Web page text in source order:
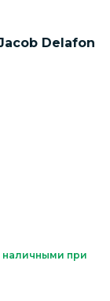
Delafon
наличными при